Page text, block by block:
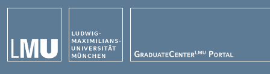
Jump to navigation